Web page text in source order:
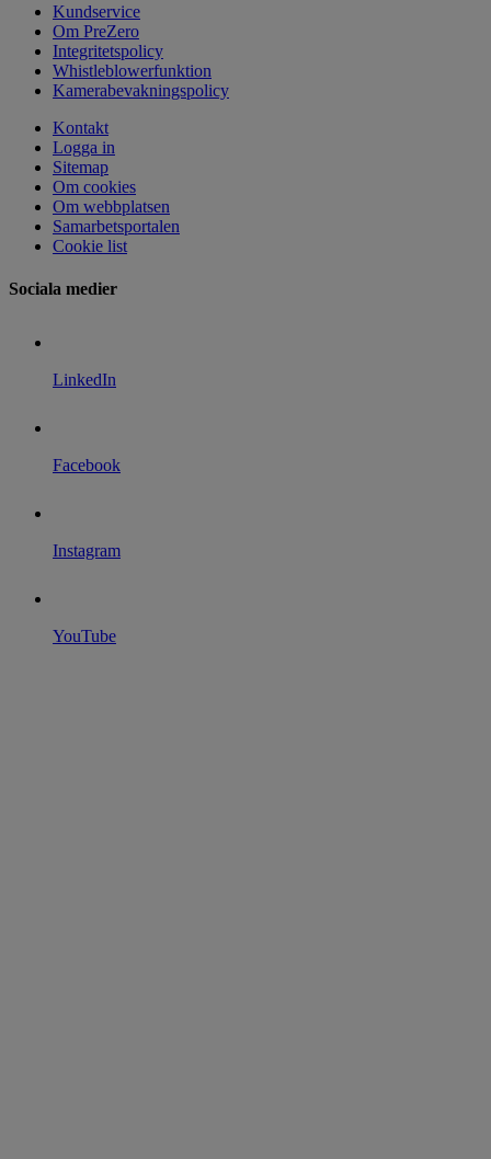
Kundservice
Om PreZero
Integritetspolicy
Whistleblowerfunktion
Kamerabevakningspolicy
Kontakt
Logga in
Sitemap
Om cookies
Om webbplatsen
Samarbetsportalen
Cookie list
Sociala medier
LinkedIn
Facebook
Instagram
YouTube